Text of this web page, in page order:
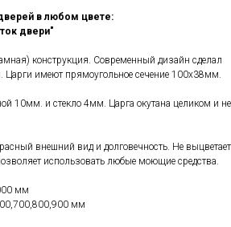
в любом цвете:
двери"
конструкция. Современный дизайн сделал
Царги имеют прямоугольное сечение 100х38мм.
10мм. и стекло 4мм. Царга окутана целиком и не
внешний вид и долговечность. Не выцветает
использовать любые моющие средства.
мм
мм